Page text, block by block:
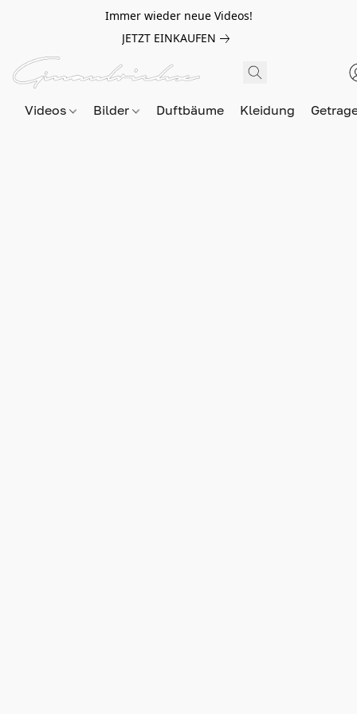
Immer wieder neue Videos!
JETZT EINKAUFEN
Videos Bilder Duftbäume Kleidung